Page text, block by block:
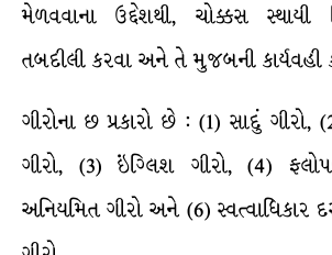
મેળવવાના ઉદ્દેશથી, ચોક્કસ સ્થાયી
તબદીલી કરવા અને તે મુજબની કાર્યવહી
ગીરોના છ પ્રકારો છે : (1) સાદું ગીરો,
ગીરો, (3) ઇંગ્લિશ ગીરો, (4)
અનિયમિત ગીરો અને (6) સ્વત્વાધિકાર